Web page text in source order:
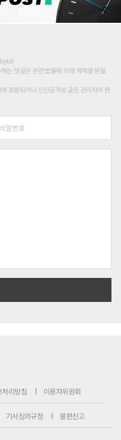
는 댓글은 관련 법률에 의해 제재를 받을
포함되거나 인신공격성 글은 관리자의 판
처리방침 이용자위원회
기사심의규정 불편신고